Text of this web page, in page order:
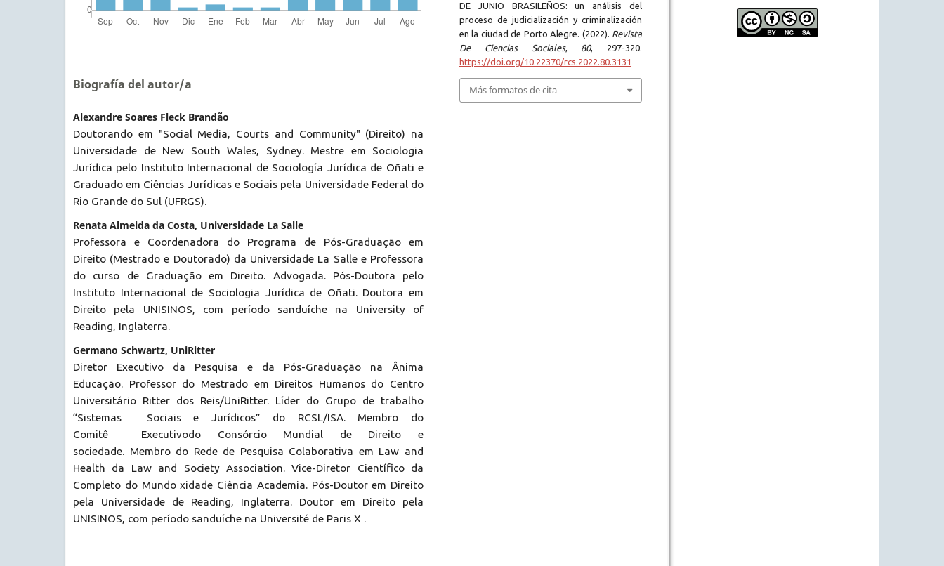
Biografía del autor/a
Alexandre Soares Fleck Brandão
Doutorando em "Social Media, Courts and Community" (Direito) na
Universidade de New South Wales, Sydney. Mestre em Sociologia
Jurídica pelo Instituto Internacional de Sociología Jurídica de Oñati e
Graduado em Ciências Jurídicas e Sociais pela Universidade Federal do
Rio Grande do Sul (UFRGS).
Renata Almeida da Costa, Universidade La Salle
Professora e Coordenadora do Programa de Pós-Graduação em
Direito (Mestrado e Doutorado) da Universidade La Salle e Professora
do curso de Graduação em Direito. Advogada. Pós-Doutora pelo
Instituto Internacional de Sociologia Jurídica de Oñati. Doutora em
Direito pela UNISINOS, com período sanduíche na University of
Reading, Inglaterra.
Germano Schwartz, UniRitter
Diretor Executivo da Pesquisa e da Pós-Graduação na Ânima
Educação. Professor do Mestrado em Direitos Humanos do Centro
Universitário Ritter dos Reis/UniRitter. Líder do Grupo de trabalho
“Sistemas Sociais e Jurídicos” do RCSL/ISA. Membro do
Comitê Executivodo Consórcio Mundial de Direito e
sociedade. Membro do Rede de Pesquisa Colaborativa em Law and
Health da Law and Society Association. Vice-Diretor Científico da
Completo do Mundo xidade Ciência Academia. Pós-Doutor em Direito
pela Universidade de Reading, Inglaterra. Doutor em Direito pela
UNISINOS, com período sanduíche na Université de Paris X .
DE JUNIO BRASILEÑOS: un análisis del
proceso de judicialización y criminalización
en la ciudad de Porto Alegre. (2022). Revista
De Ciencias Sociales, 80, 297-320.
https://doi.org/10.22370/rcs.2022.80.3131
Más formatos de cita